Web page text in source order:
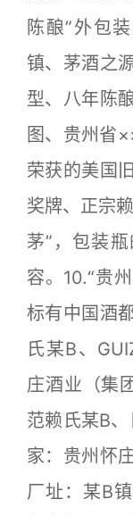
陈酿”外包
镇、茅酒之
型、八年陈
图、贵州省
荣获的美国
奖牌、正宗
茅”，包装
容。10.“贵
标有中国酒
氏某B、
庄酒业（集
范赖氏某B
家：贵州怀
厂址：某B